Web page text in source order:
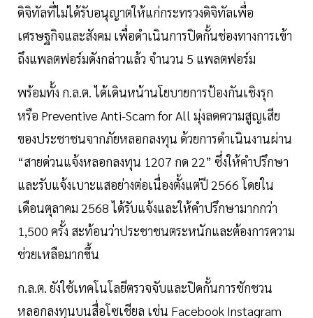
ดิจิทัลที่ไม่ได้รับอนุญาตให้แก่กระทรวงดิจิทัลเพื่อ
เศรษฐกิจและสังคม เพื่อดำเนินการปิดกั้นช่องทางการเข้า
ถึงแพลตฟอร์มดังกล่าวแล้ว จำนวน 5 แพลตฟอร์ม
พร้อมทั้ง ก.ล.ต. ได้เดินหน้านโยบายการป้องกันเชิงรุก
หรือ Preventive Anti-Scam for All มุ่งลดความสูญเสีย
ของประชาชนจากภัยหลอกลงทุน ด้วยการดำเนินงานผ่าน
“สายด่วนแจ้งหลอกลงทุน 1207 กด 22” ซึ่งให้คำปรึกษา
และรับแจ้งเบาะแสอย่างต่อเนื่องตั้งแต่ปี 2566 โดยใน
เดือนตุลาคม 2568 ได้รับแจ้งและให้คำปรึกษามากกว่า
1,500 ครั้ง สะท้อนว่าประชาชนตระหนักและต้องการความ
ช่วยเหลือมากขึ้น
ก.ล.ต. ยังใช้เทคโนโลยีตรวจจับและปิดกั้นการชักชวน
หลอกลงทุนบนสื่อโซเชียล เช่น Facebook Instagram